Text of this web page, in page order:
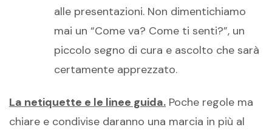
alle presentazioni. Non dimentichiamo
mai un “Come va? Come ti senti?”, un
piccolo segno di cura e ascolto che sarà
certamente apprezzato.
La netiquette e le linee guida. Poche regole ma
chiare e condivise daranno una marcia in più al